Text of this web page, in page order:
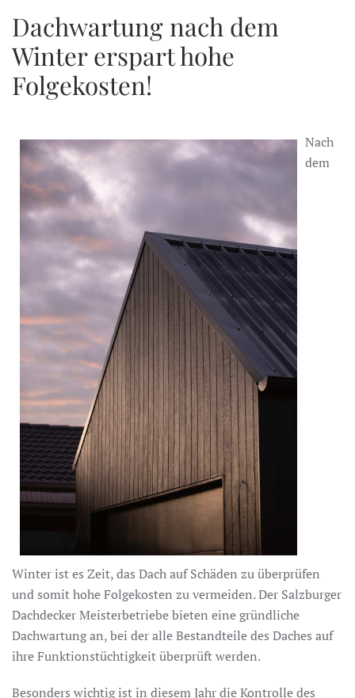
Dachwartung nach dem
Winter erspart hohe
Folgekosten!
Nach
dem
Winter ist es Zeit, das Dach auf Schäden zu überprüfen
und somit hohe Folgekosten zu vermeiden. Der Salzburger
Dachdecker Meisterbetriebe bieten eine gründliche
Dachwartung an, bei der alle Bestandteile des Daches auf
ihre Funktionstüchtigkeit überprüft werden.
Besonders wichtig ist in diesem Jahr die Kontrolle des